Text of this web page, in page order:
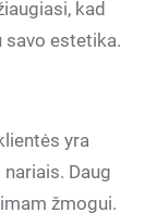
kad
savo estetika.
yra
Daug
žmogui.